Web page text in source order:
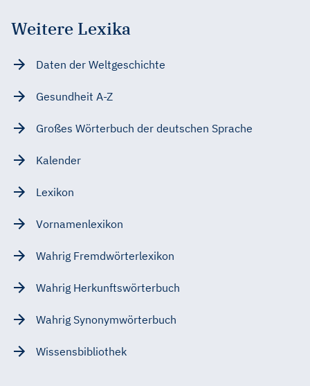
Weitere Lexika
Daten der Weltgeschichte
Gesundheit A-Z
Großes Wörterbuch der deutschen Sprache
Kalender
Lexikon
Vornamenlexikon
Wahrig Fremdwörterlexikon
Wahrig Herkunftswörterbuch
Wahrig Synonymwörterbuch
Wissensbibliothek